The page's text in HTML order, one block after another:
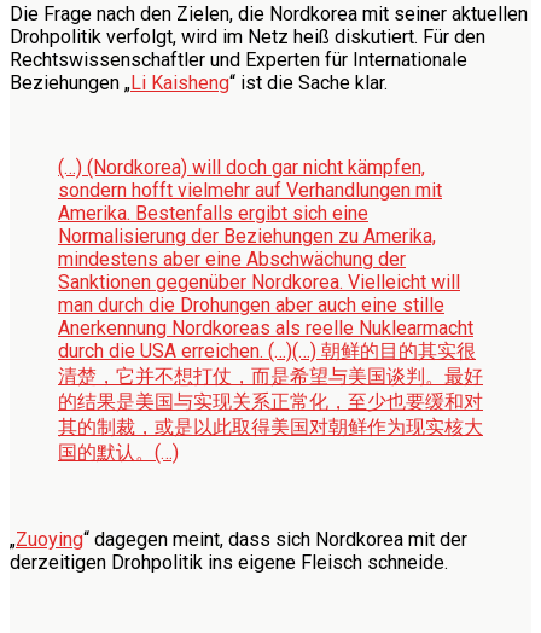
Die Frage nach den Zielen, die Nordkorea mit seiner aktuellen
Drohpolitik verfolgt, wird im Netz heiß diskutiert. Für den
Rechtswissenschaftler und Experten für Internationale
Beziehungen „Li Kaisheng“ ist die Sache klar.
(…) (Nordkorea) will doch gar nicht kämpfen,
sondern hofft vielmehr auf Verhandlungen mit
Amerika. Bestenfalls ergibt sich eine
Normalisierung der Beziehungen zu Amerika,
mindestens aber eine Abschwächung der
Sanktionen gegenüber Nordkorea. Vielleicht will
man durch die Drohungen aber auch eine stille
Anerkennung Nordkoreas als reelle Nuklearmacht
durch die USA erreichen. (…)(…) 朝鲜的目的其实很
清楚，它并不想打仗，而是希望与美国谈判。最好
的结果是美国与实现关系正常化，至少也要缓和对
其的制裁，或是以此取得美国对朝鲜作为现实核大
国的默认。(…)
„Zuoying“ dagegen meint, dass sich Nordkorea mit der
derzeitigen Drohpolitik ins eigene Fleisch schneide.